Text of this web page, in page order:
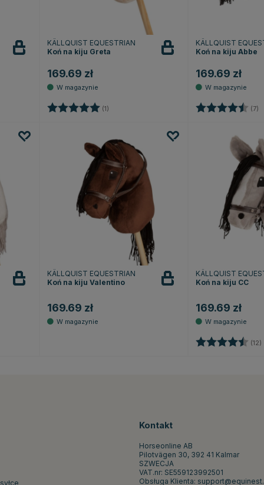
KÄLLQUIST EQUESTRIAN
Koń na kiju Greta
169.69 zł
Ocena: (1)
KÄLLQUIST
Koń na kiju Abbe
169.69 zł
Ocena: (7)
KÄLLQUIST EQUESTRIAN
Koń na kiju Valentino
169.69 zł
KÄLLQUIST
Koń na kiju CC
169.69 zł
Ocena: (12)
Kontakt
Horseonline AB
Pilotvägen 30, 392 41 Kalmar
SZWECJA
VAT.nr: SE559123992501
Obsługa Klienta: